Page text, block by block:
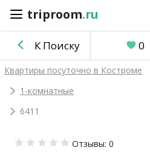
triproom.ru
triproom .ru
Российский
К Поиску 0
Квартиры посуточно в Костроме
1-комнатные
6411
Отзывы: 0